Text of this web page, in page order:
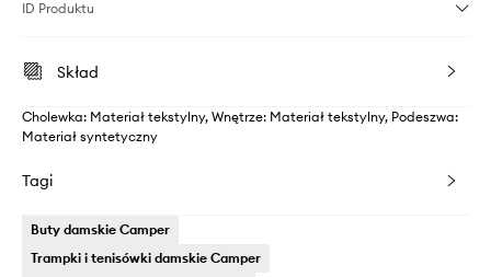
ID Produktu
Skład
Cholewka: Materiał tekstylny, Wnętrze: Materiał tekstylny, Podeszwa:
Materiał syntetyczny
Tagi
Buty damskie Camper
Trampki i tenisówki damskie Camper